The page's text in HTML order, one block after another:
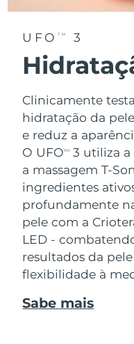
UFO TM 3
Clinicamente
hidratação da
e reduz a
O UFOTM
3 utiliza a
a massagem T-
ingredientes
profundamente
pele com a
LED -
resultados da
flexibilidade à
Sabe mais